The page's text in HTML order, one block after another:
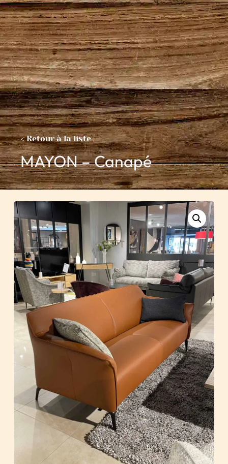
< Retour à la liste
MAYON – Canapé